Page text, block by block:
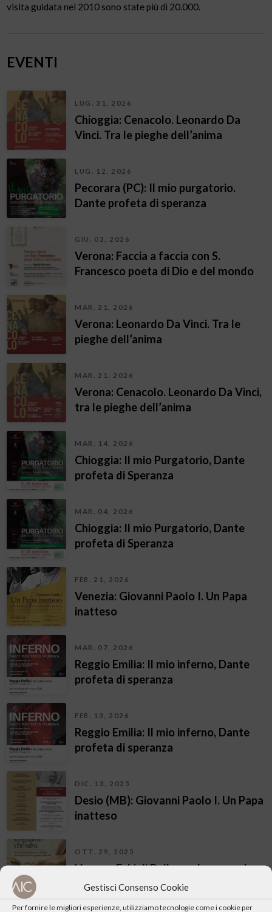
Gestisci Consenso Cookie
Per fornire le migliori esperienze, utilizziamo tecnologie come i cookie per
visita guidata nel 2010 sono state più di 20.000.
EVENTI
LUG. 31, 2026
Chioggia: Cenacolo. Leonardo Da
Vinci. Tra le pieghe dell’anima
LUG. 12, 2026
Pecorara (PC): Il mio purgatorio.
Dante profeta di speranza
GIU. 03, 2026
Verona: Faccia a faccia con S.
Francesco poeta di Dio e del mondo
MAR. 21, 2026
Verona: Leonardo Da Vinci. Tra le
pieghe dell’anima
MAR. 21, 2026
Verona: Cenacolo. Leonardo Da Vinci,
tra le pieghe dell’anima
MAR. 14, 2026
Chioggia: Il mio Purgatorio, Dante
profeta di Speranza
MAR. 04, 2026
Chioggia: Il mio Purgatorio, Dante
profeta di Speranza
FEB. 21, 2026
Venezia: Giovanni Paolo I. Un Papa
inatteso
MAR. 07, 2026
Reggio Emilia: Il mio inferno, Dante
profeta di speranza
FEB. 13, 2026
Reggio Emilia: Il mio inferno, Dante
profeta di speranza
DIC. 13, 2025
Desio (MB): Giovanni Paolo I. Un Papa
inatteso
OTT. 29, 2025
Verona: Echi di Bellezza. Lo sguardo
che salva